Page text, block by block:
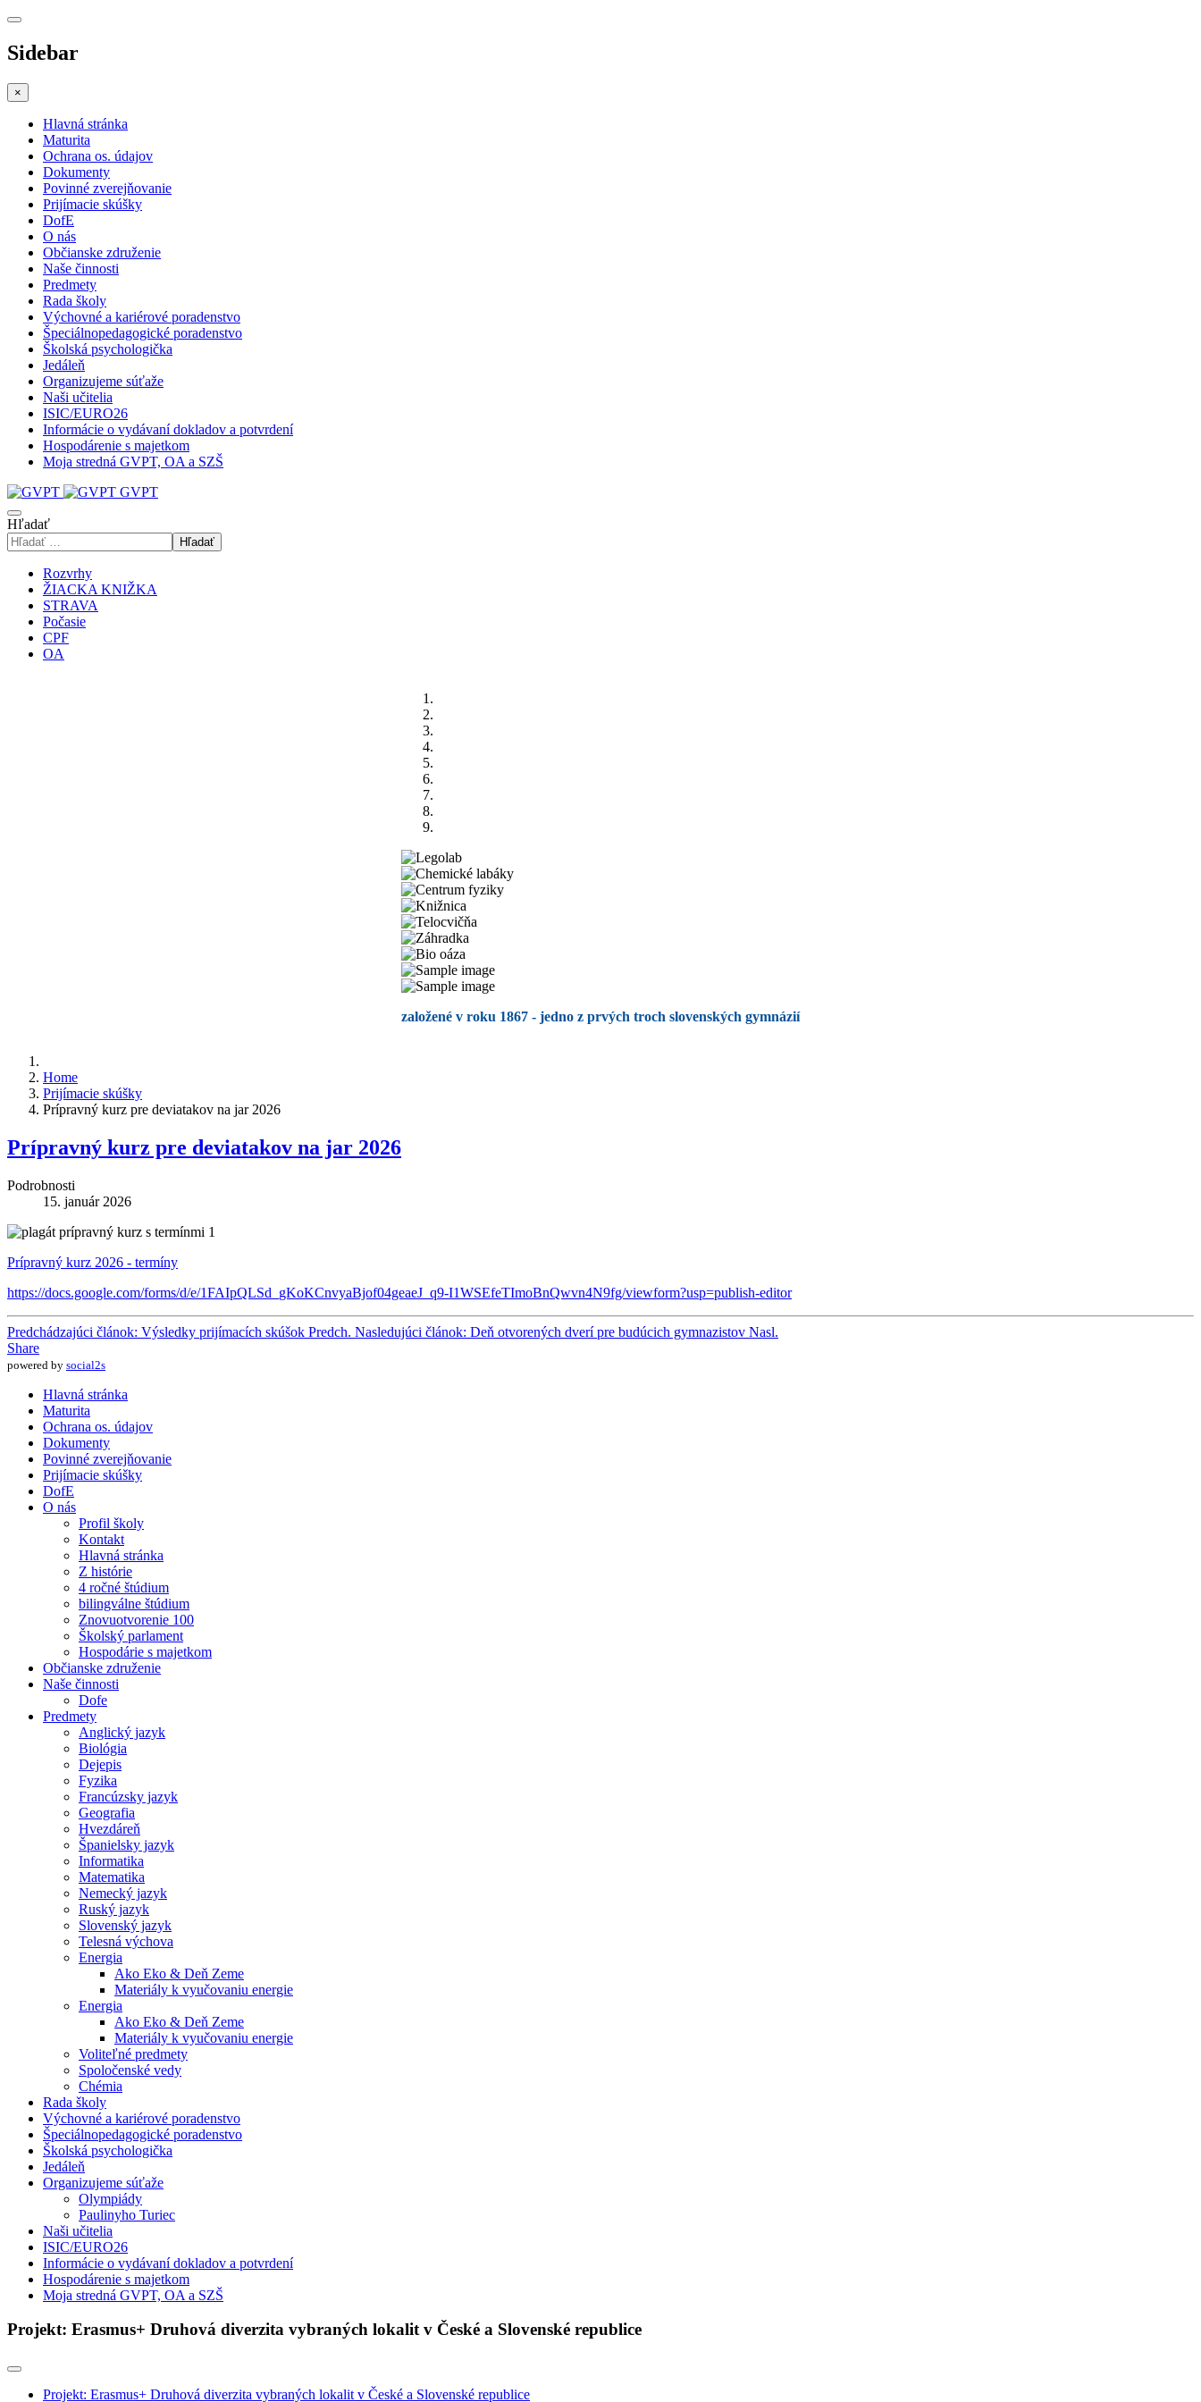
Sidebar
×
Hlavná stránka
Maturita
Ochrana os. údajov
Dokumenty
Povinné zverejňovanie
Prijímacie skúšky
DofE
O nás
Občianske združenie
Naše činnosti
Predmety
Rada školy
Výchovné a kariérové poradenstvo
Špeciálnopedagogické poradenstvo
Školská psychologička
Jedáleň
Organizujeme súťaže
Naši učitelia
ISIC/EURO26
Informácie o vydávaní dokladov a potvrdení
Hospodárenie s majetkom
Moja stredná GVPT, OA a SZŠ
GVPT
Hľadať
Hľadať
Rozvrhy
ŽIACKA KNIŽKA
STRAVA
Počasie
CPF
OA
založené v roku 1867 - jedno z prvých troch slovenských gymnázií
Home
Prijímacie skúšky
Prípravný kurz pre deviatakov na jar 2026
Prípravný kurz pre deviatakov na jar 2026
Podrobnosti
15. január 2026
Prípravný kurz 2026 - termíny
https://docs.google.com/forms/d/e/1FAIpQLSd_ gKoKCnvyaBjof04geaeJ_q9-I1WSEfeTImoBnQwvn4N9fg/viewform?usp=publish-editor
Predchádzajúci článok: Výsledky prijímacích skúšok Predch. Nasledujúci článok: Deň otvorených dverí pre budúcich gymnazistov Nasl.
Share
powered by social2s
Hlavná stránka
Maturita
Ochrana os. údajov
Dokumenty
Povinné zverejňovanie
Prijímacie skúšky
DofE
O nás
Profil školy
Kontakt
Hlavná stránka
Z histórie
4 ročné štúdium
bilingválne štúdium
Znovuotvorenie 100
Školský parlament
Hospodárie s majetkom
Občianske združenie
Naše činnosti
Dofe
Predmety
Anglický jazyk
Biológia
Dejepis
Fyzika
Francúzsky jazyk
Geografia
Hvezdáreň
Španielsky jazyk
Informatika
Matematika
Nemecký jazyk
Ruský jazyk
Slovenský jazyk
Telesná výchova
Energia
Ako Eko & Deň Zeme
Materiály k vyučovaniu energie
Energia
Ako Eko & Deň Zeme
Materiály k vyučovaniu energie
Voliteľné predmety
Spoločenské vedy
Chémia
Rada školy
Výchovné a kariérové poradenstvo
Špeciálnopedagogické poradenstvo
Školská psychologička
Jedáleň
Organizujeme súťaže
Olympiády
Paulinyho Turiec
Naši učitelia
ISIC/EURO26
Informácie o vydávaní dokladov a potvrdení
Hospodárenie s majetkom
Moja stredná GVPT, OA a SZŠ
Projekt: Erasmus+ Druhová diverzita vybraných lokalit v České a Slovenské republice
Projekt: Erasmus+ Druhová diverzita vybraných lokalit v České a Slovenské republice